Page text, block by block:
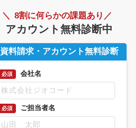
8割に何らかの課題あり
アカウント無料診断中
資料請求・アカウント無料診断
会社名
必須
ご担当者名
必須